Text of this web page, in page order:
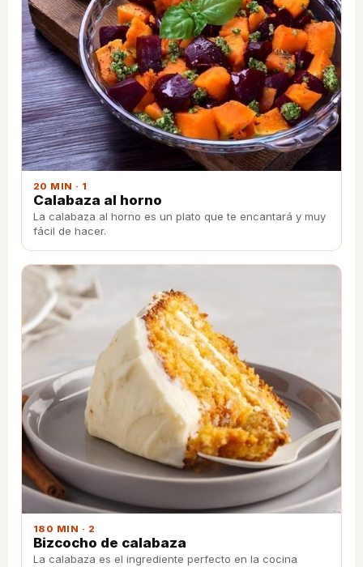
20 MIN · 1
Calabaza al horno
La calabaza al horno es un plato que te encantará y muy
fácil de hacer.
180 MIN · 2
Bizcocho de calabaza
La calabaza es el ingrediente perfecto en la cocina